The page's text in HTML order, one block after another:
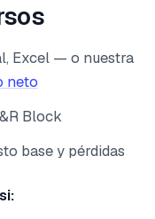
Excel — o nuestra
neto
Block
base y pérdidas